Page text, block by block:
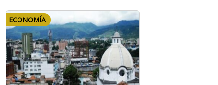
ECONOMÍA